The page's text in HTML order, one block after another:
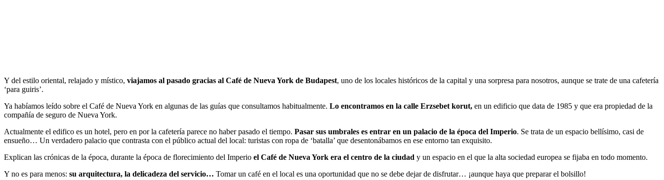
Y del estilo oriental, relajado y místico, viajamos al pasado gracias al Café de Nueva York de Budapest, uno de los locales históricos de la capital y una sorpresa para nosotros, aunque se trate de una cafetería
‘para guiris’.
Ya habíamos leído sobre el Café de Nueva York en algunas de las guías que consultamos habitualmente. Lo encontramos en la calle Erzsebet korut, en un edificio que data de 1985 y que era propiedad de la
compañía de seguro de Nueva York.
Actualmente el edifico es un hotel, pero en por la cafetería parece no haber pasado el tiempo. Pasar sus umbrales es entrar en un palacio de la época del Imperio. Se trata de un espacio bellísimo, casi de
ensueño… Un verdadero palacio que contrasta con el público actual del local: turistas con ropa de ‘batalla’ que desentonábamos en ese entorno tan exquisito.
Explican las crónicas de la época, durante la época de florecimiento del Imperio el Café de Nueva York era el centro de la ciudad y un espacio en el que la alta sociedad europea se fijaba en todo momento.
Y no es para menos: su arquitectura, la delicadeza del servicio… Tomar un café en el local es una oportunidad que no se debe dejar de disfrutar… ¡aunque haya que preparar el bolsillo!